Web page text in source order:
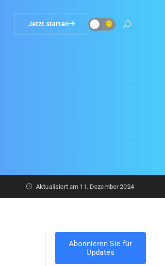
Jetzt starten
Aktualisiert am 11. Dezember 2024
Abonnieren Sie für
Updates